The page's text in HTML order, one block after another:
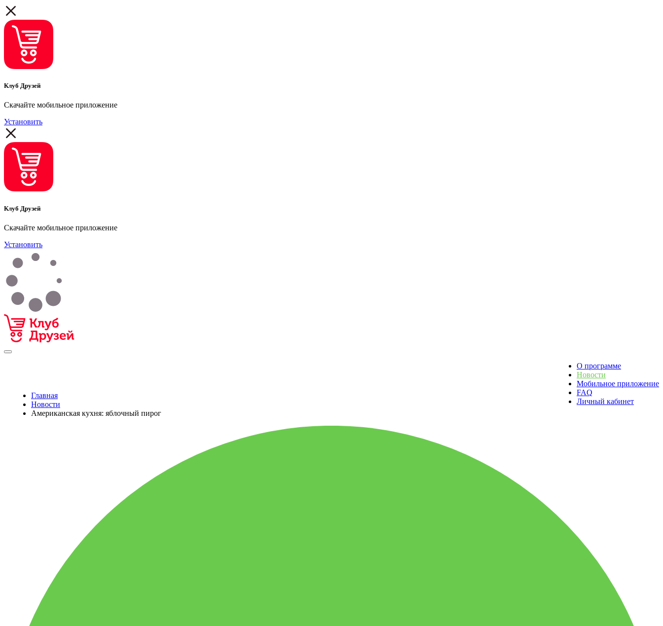
Клуб Друзей
Скачайте мобильное приложение
Установить
Клуб Друзей
Скачайте мобильное приложение
Установить
О программе
Новости
Мобильное приложение
FAQ
Личный кабинет
Главная
Новости
Американская кухня: яблочный пирог